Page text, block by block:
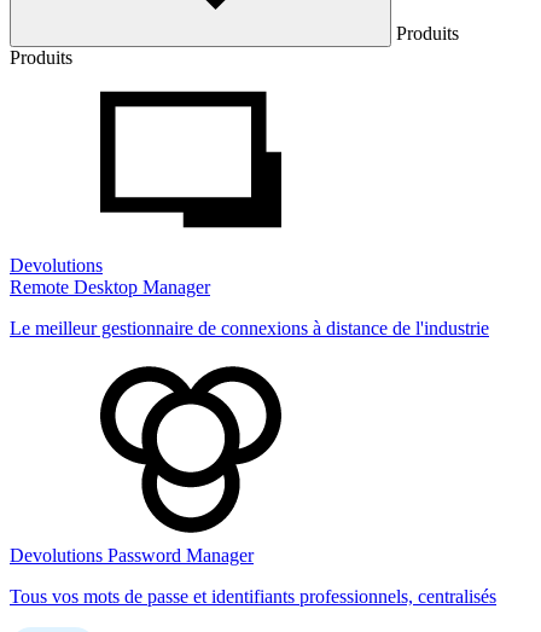
Produits
Produits
Devolutions
Remote Desktop Manager
Le meilleur gestionnaire de connexions à distance de l'industrie
Devolutions Password Manager
Tous vos mots de passe et identifiants professionnels, centralisés